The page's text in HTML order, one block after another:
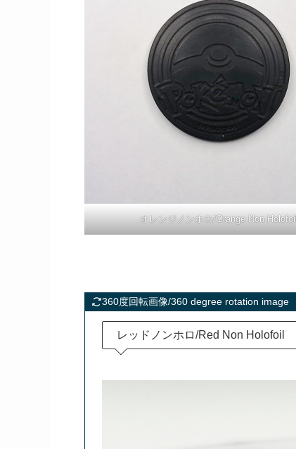
オレンジノンホロ/Orange Non Holofoil
360度回転画像/360 degree rotation image
レッドノンホロ/Red Non Holofoil